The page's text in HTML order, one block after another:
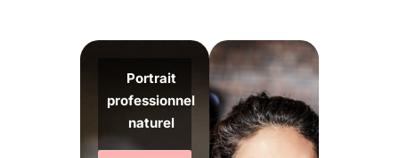
Portrait
professionnel
naturel